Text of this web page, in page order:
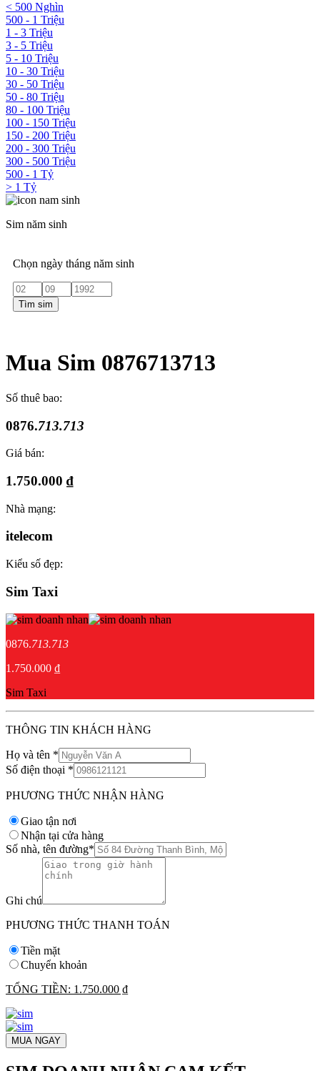
< 500 Nghìn
500 - 1 Triệu
1 - 3 Triệu
3 - 5 Triệu
5 - 10 Triệu
10 - 30 Triệu
30 - 50 Triệu
50 - 80 Triệu
80 - 100 Triệu
100 - 150 Triệu
150 - 200 Triệu
200 - 300 Triệu
300 - 500 Triệu
500 - 1 Tỷ
> 1 Tỷ
Sim năm sinh
Chọn ngày tháng năm sinh
Tìm sim
Mua Sim 0876713713
Số thuê bao:
0876.713.713
Giá bán:
1.750.000 ₫
Nhà mạng:
itelecom
Kiểu số đẹp:
Sim Taxi
0876.713.713
1.750.000 ₫
Sim Taxi
THÔNG TIN KHÁCH HÀNG
Họ và tên *
Số điện thoại *
PHƯƠNG THỨC NHẬN HÀNG
Giao tận nơi
Nhận tại cửa hàng
Số nhà, tên đường*
Ghi chú
PHƯƠNG THỨC THANH TOÁN
Tiền mặt
Chuyển khoản
TỔNG TIỀN: 1.750.000 ₫
MUA NGAY